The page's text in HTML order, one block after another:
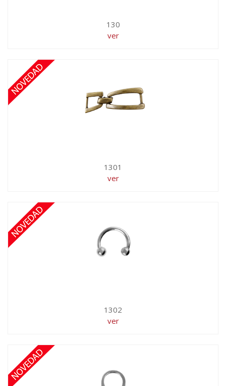
130
ver
1301
ver
1302
ver